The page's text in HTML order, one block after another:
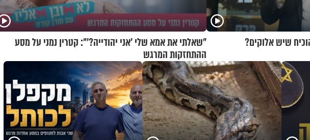
שיש אלוקים?
"שאלתי את אמא שלי 'אני יהודייה?'": קטרין נמני על מסע
ההתחזקות המרגש